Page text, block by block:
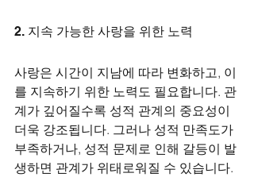
2. 지속 가능한 사랑을 위한 노력
사랑은 시간이 지남에 따라 변화하고, 이
를 지속하기 위한 노력도 필요합니다. 관
계가 깊어질수록 성적 관계의 중요성이
더욱 강조됩니다. 그러나 성적 만족도가
부족하거나, 성적 문제로 인해 갈등이 발
생하면 관계가 위태로워질 수 있습니다.